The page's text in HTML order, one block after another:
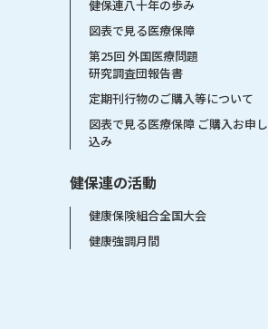
健保連八十年の歩み
図表で見る医療保障
第25回 外国医療問題
研究調査団報告書
定期刊行物のご購入等について
図表で見る医療保障 ご購入お申し
込み
健保連の活動
健康保険組合全国大会
健康強調月間